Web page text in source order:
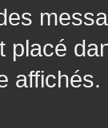
placé